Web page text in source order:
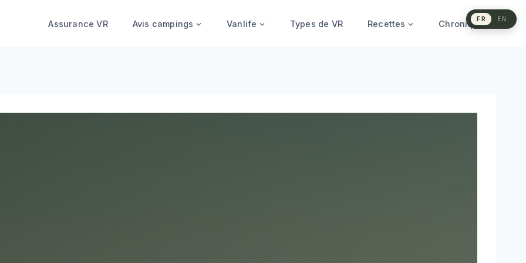
Assurance VR Avis campings Vanlife Types de VR Recettes Chronique
FR EN